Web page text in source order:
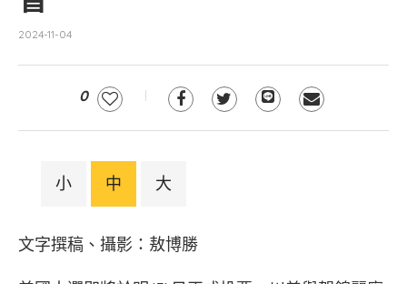
2024-11-04
0
小 中 大
文字撰稿、攝影：敖博勝